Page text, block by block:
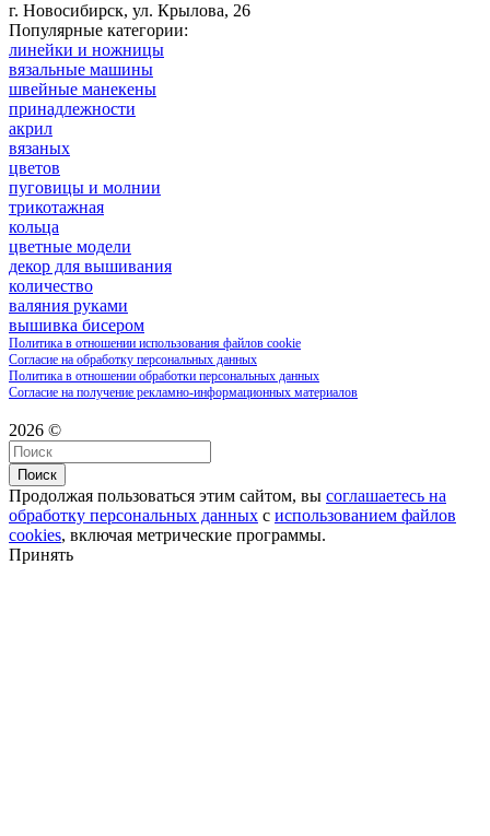
г. Новосибирск, ул. Крылова, 26
Популярные категории:
линейки и ножницы
вязальные машины
швейные манекены
принадлежности
акрил
вязаных
цветов
пуговицы и молнии
трикотажная
кольца
цветные модели
декор для вышивания
количество
валяния руками
вышивка бисером
Политика в отношении использования файлов cookie
Согласие на обработку персональных данных
Политика в отношении обработки персональных данных
Согласие на получение рекламно-информационных материалов
2026 ©
Поиск
Продолжая пользоваться этим сайтом, вы соглашаетесь на
обработку персональных данных с использованием файлов
cookies, включая метрические программы.
Принять